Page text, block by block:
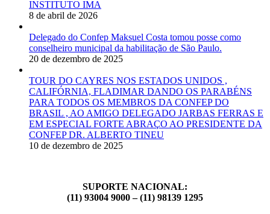
INSTITUTO IMA
8 de abril de 2026
Delegado do Confep Maksuel Costa tomou posse como
conselheiro municipal da habilitação de São Paulo.
20 de dezembro de 2025
TOUR DO CAYRES NOS ESTADOS UNIDOS ,
CALIFÓRNIA, FLADIMAR DANDO OS PARABÉNS
PARA TODOS OS MEMBROS DA CONFEP DO
BRASIL , AO AMIGO DELEGADO JARBAS FERRAS E
EM ESPECIAL FORTE ABRAÇO AO PRESIDENTE DA
CONFEP DR. ALBERTO TINEU
10 de dezembro de 2025
SUPORTE NACIONAL:
(11) 93004 9000 – (11) 98139 1295